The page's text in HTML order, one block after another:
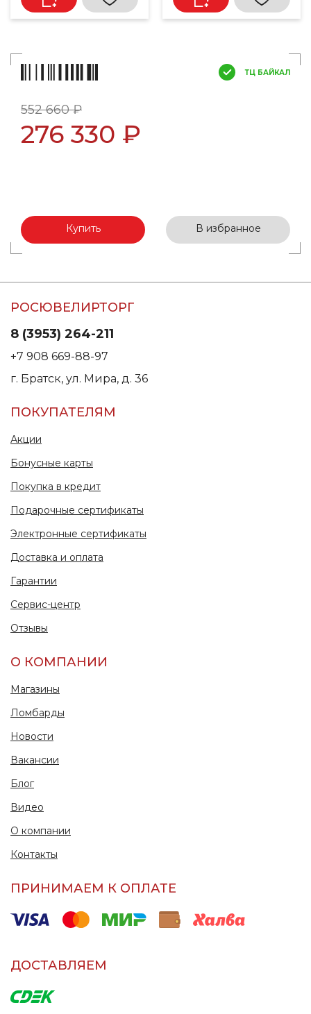
ТЦ БАЙКАЛ
552 660 ₽
276 330 ₽
Купить В избранное
РОСЮВЕЛИРТОРГ
8 (3953) 264-211
+7 908 669-88-97
г. Братск, ул. Мира, д. 36
ПОКУПАТЕЛЯМ
Акции
Бонусные карты
Покупка в кредит
Подарочные сертификаты
Электронные сертификаты
Доставка и оплата
Гарантии
Сервис-центр
Отзывы
О КОМПАНИИ
Магазины
Ломбарды
Новости
Вакансии
Блог
Видео
О компании
Контакты
ПРИНИМАЕМ К ОПЛАТЕ
ДОСТАВЛЯЕМ